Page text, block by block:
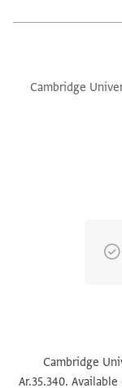
Cambridge
וסובב
Cambridge
Ar.35.340.